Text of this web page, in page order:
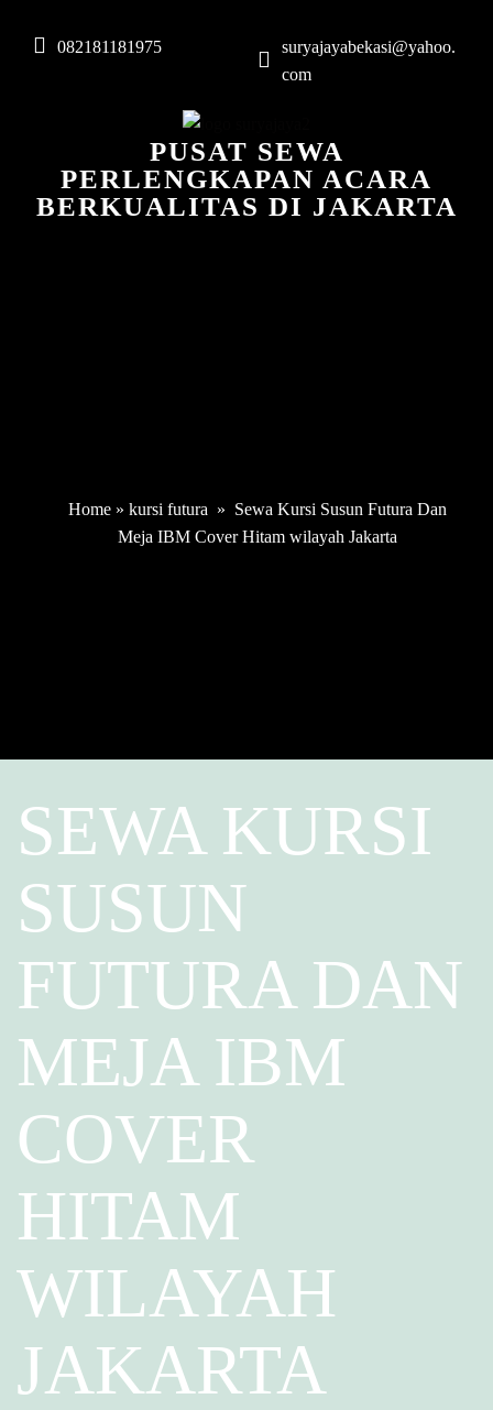
082181181975
suryajayabekasi@yahoo.
com
PUSAT SEWA
PERLENGKAPAN ACARA
BERKUALITAS DI JAKARTA
Home » kursi futura » Sewa Kursi Susun Futura Dan
Meja IBM Cover Hitam wilayah Jakarta
SEWA KURSI
SUSUN
FUTURA DAN
MEJA IBM
COVER
HITAM
WILAYAH
JAKARTA